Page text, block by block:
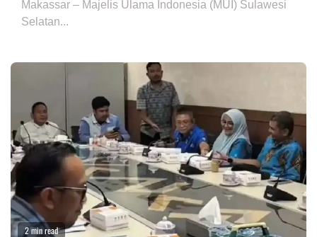
Makassar – Majelis Ulama Indonesia (MUI) Sulawesi
Selatan...
2 min read